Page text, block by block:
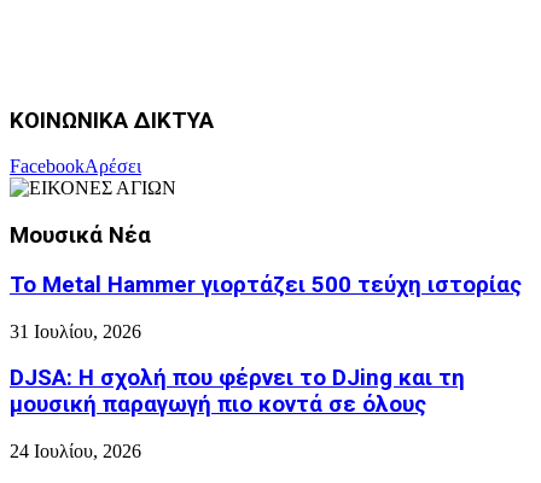
ΚΟΙΝΩΝΙΚΑ ΔΙΚΤΥΑ
FacebookΑρέσει
Μουσικά Νέα
Το Metal Hammer γιορτάζει 500 τεύχη ιστορίας
31 Ιουλίου, 2026
DJSA: Η σχολή που φέρνει το DJing και τη
μουσική παραγωγή πιο κοντά σε όλους
24 Ιουλίου, 2026